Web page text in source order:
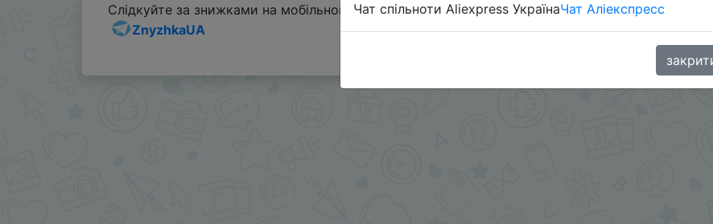
Слідкуйте за знижками на мобільному, в телеграм каналі:
ZnyzhkaUA
Чат спільноти Aliexpress УкраїнаЧат Аліекспресс